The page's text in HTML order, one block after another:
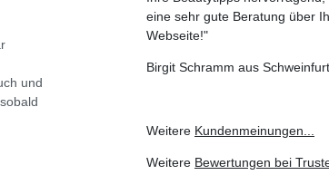
und
eine sehr gute Beratung über
Webseite!"
Birgit Schramm aus Schweinfurt
Weitere Kundenmeinungen...
Weitere Bewertungen bei